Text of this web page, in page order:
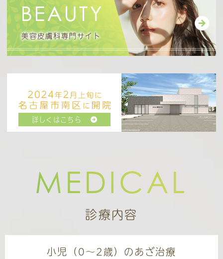
2026.04.27
分院のたかし歯科・みらい形成外科では、より
通いやすい価格で医療脱毛をご提供しておりま
す。当院のブログやたかし歯科・みらい形成外
科のHPにて料金を確認することが可能ですの
でご興味がある方はそちで確認をお願いいたし
ます。
またご希望の方は、分院での施術もご案内可能
ですので、お気軽にご相談ください。
2023.07.19
当院駐車場は、敷地内８台と第２、第３駐車場
の合計２３台を完備しておりますのでお車でお
越しの方は是非ご利用ください
詳しくはこちら
MEDICAL
診療内容
小児（0～2歳）のあざ治療